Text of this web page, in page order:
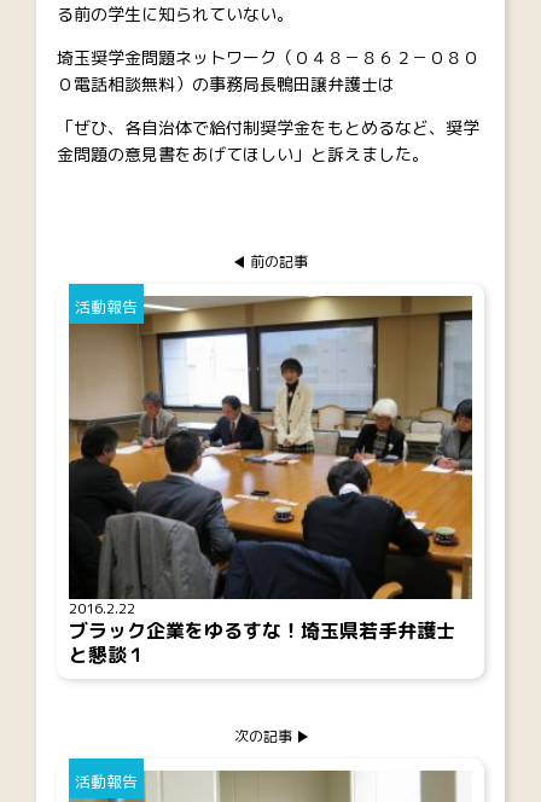
る前の学生に知られていない。
埼玉奨学金問題ネットワーク（０４８－８６２－０８０
０電話相談無料）の事務局長鴨田譲弁護士は
「ぜひ、各自治体で給付制奨学金をもとめるなど、奨学
金問題の意見書をあげてほしい」と訴えました。
前の記事
2016.2.22
活動報告
ブラック企業をゆるすな！埼玉県若手弁護士
と懇談１
活動報告
次の記事